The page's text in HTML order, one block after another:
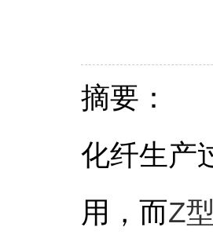
摘要：
化纤生产
用，而Z